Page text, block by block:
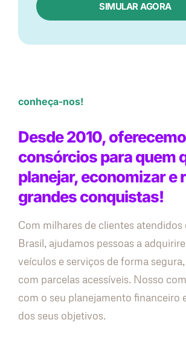
SIMULAR AGORA
conheça-nos!
Desde 2010,
consórcios para quem
planejar, economizar e
grandes conquistas!
Com milhares de clientes atendidos
Brasil, ajudamos pessoas a
veículos e serviços de forma
com parcelas acessíveis. Nosso
com o seu planejamento financeiro
dos seus objetivos.